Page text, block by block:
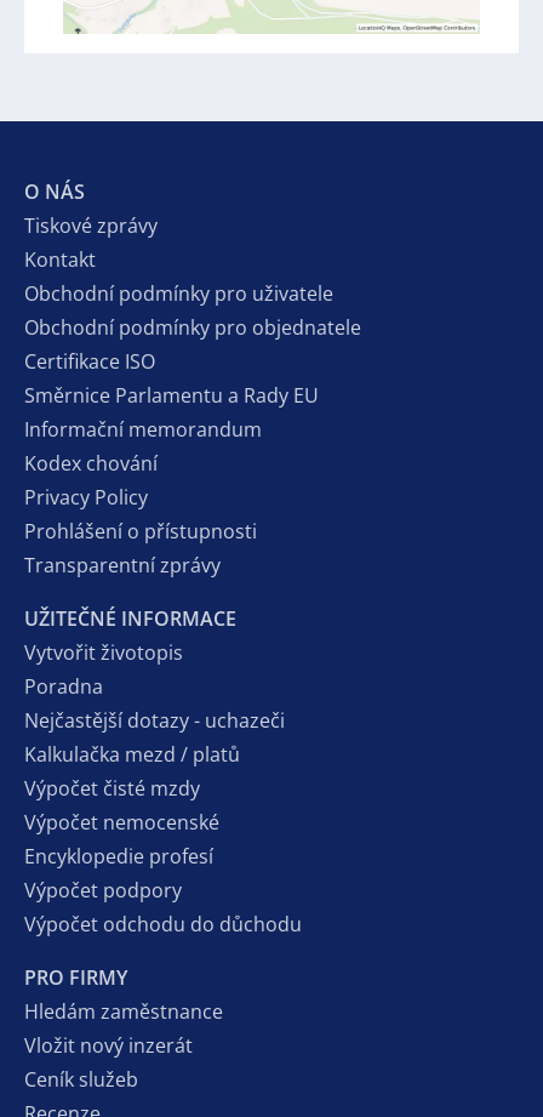
O NÁS
Tiskové zprávy
Kontakt
Obchodní podmínky pro uživatele
Obchodní podmínky pro objednatele
Certifikace ISO
Směrnice Parlamentu a Rady EU
Informační memorandum
Kodex chování
Privacy Policy
Prohlášení o přístupnosti
Transparentní zprávy
UŽITEČNÉ INFORMACE
Vytvořit životopis
Poradna
Nejčastější dotazy - uchazeči
Kalkulačka mezd / platů
Výpočet čisté mzdy
Výpočet nemocenské
Encyklopedie profesí
Výpočet podpory
Výpočet odchodu do důchodu
PRO FIRMY
Hledám zaměstnance
Vložit nový inzerát
Ceník služeb